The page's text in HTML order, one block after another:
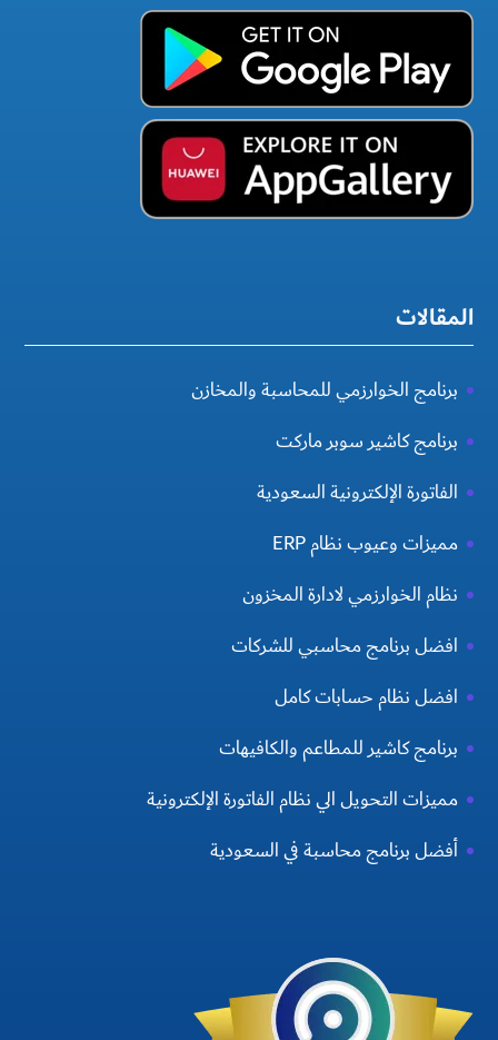
المقالات
برنامج الخوارزمي للمحاسبة والمخازن
برنامج كاشير سوبر ماركت
الفاتورة الإلكترونية السعودية
مميزات وعيوب نظام ERP
نظام الخوارزمي لادارة المخزون
افضل برنامج محاسبي للشركات
افضل نظام حسابات كامل
برنامج كاشير للمطاعم والكافيهات
مميزات التحويل الي نظام الفاتورة الإلكترونية
أفضل برنامج محاسبة في السعودية